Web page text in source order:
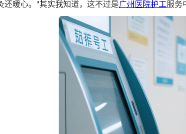
还暖心。"其实我知道，这不过是广州医院护工服务